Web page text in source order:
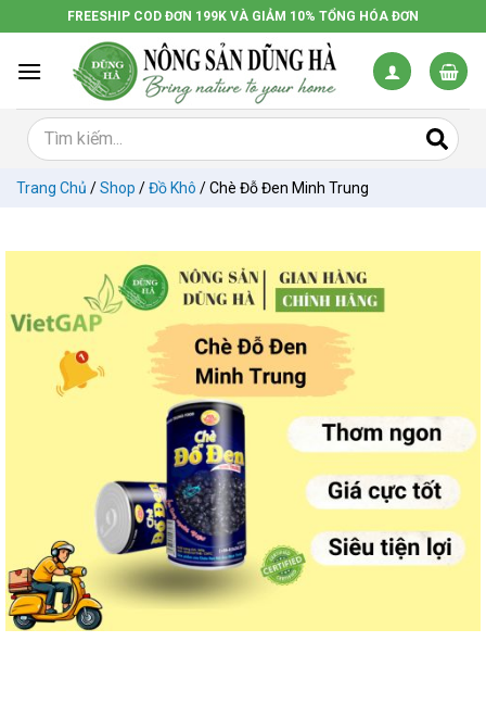
đến
dung
FREESHIP COD ĐƠN 199K VÀ GIẢM 10% TỔNG HÓA ĐƠN
Trang Chủ /Shop /Đồ Khô /Chè Đỗ Đen Minh Trung